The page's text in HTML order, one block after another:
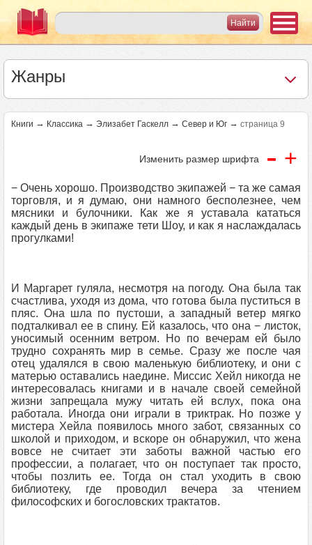
Жанры
Книги → Классика → Элизабет Гаскелл → Север и Юг → страница 9
Изменить размер шрифта - +
− Очень хорошо. Производство экипажей − та же самая
торговля, и я думаю, они намного бесполезнее, чем
мясники и булочники. Как же я уставала кататься
каждый день в экипаже тети Шоу, и как я наслаждалась
прогулками!
И Маргарет гуляла, несмотря на погоду. Она была так
счастлива, уходя из дома, что готова была пуститься в
пляс. Она шла по пустоши, а западный ветер мягко
подталкивал ее в спину. Ей казалось, что она − листок,
уносимый осенним ветром. Но по вечерам ей было
трудно сохранять мир в семье. Сразу же после чая
отец удалялся в свою маленькую библиотеку, и они с
матерью оставались наедине. Миссис Хейл никогда не
интересовалась книгами и в начале своей семейной
жизни запрещала мужу читать ей вслух, пока она
работала. Иногда они играли в триктрак. Но позже у
мистера Хейла появилось много забот, связанных со
школой и приходом, и вскоре он обнаружил, что жена
вовсе не считает эти заботы важной частью его
профессии, а полагает, что он поступает так просто,
чтобы позлить ее. Тогда он стал уходить в свою
библиотеку, где проводил вечера за чтением
философских и богословских трактатов.